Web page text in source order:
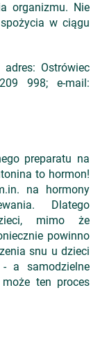
organizmu. Nie
w ciągu
Ostrówiec
998; e-mail:
preparatu na
to hormon!
na hormony
Dlatego
mimo że
powinno
snu u dzieci
a samodzielne
ten proces